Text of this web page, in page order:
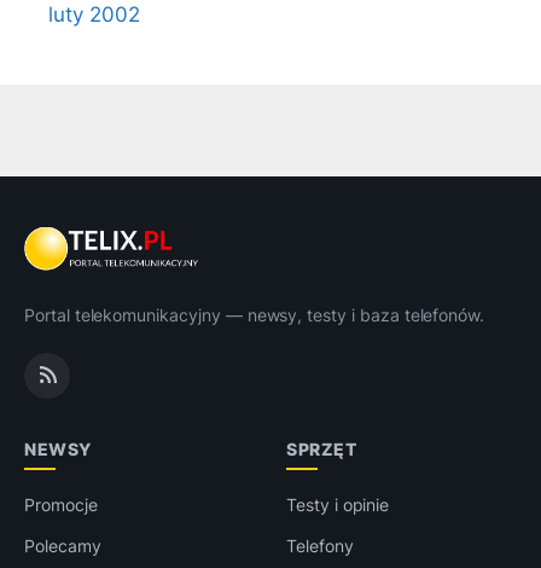
luty 2002
Portal telekomunikacyjny — newsy, testy i baza telefonów.
NEWSY
Promocje
Polecamy
SPRZĘT
Testy i opinie
Telefony